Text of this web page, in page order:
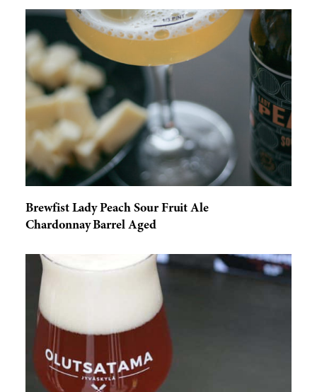
Brewfist Lady Peach Sour Fruit Ale
Chardonnay Barrel Aged